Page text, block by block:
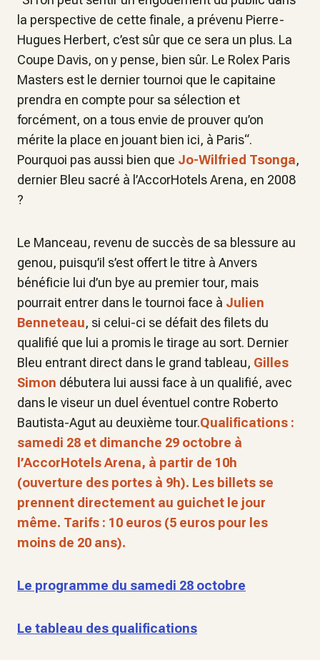
la perspective de cette finale, a prévenu Pierre-
Hugues Herbert, c’est sûr que ce sera un plus. La
Coupe Davis, on y pense, bien sûr. Le Rolex Paris
Masters est le dernier tournoi que le capitaine
prendra en compte pour sa sélection et
forcément, on a tous envie de prouver qu’on
mérite la place en jouant bien ici, à Paris“.
Pourquoi pas aussi bien que Jo-Wilfried Tsonga,
dernier Bleu sacré à l’AccorHotels Arena, en 2008
?
Le Manceau, revenu de succès de sa blessure au
genou, puisqu’il s’est offert le titre à Anvers
bénéficie lui d’un bye au premier tour, mais
pourrait entrer dans le tournoi face à Julien
Benneteau, si celui-ci se défait des filets du
qualifié que lui a promis le tirage au sort. Dernier
Bleu entrant direct dans le grand tableau, Gilles
Simon débutera lui aussi face à un qualifié, avec
dans le viseur un duel éventuel contre Roberto
Bautista-Agut au deuxième tour.Qualifications :
samedi 28 et dimanche 29 octobre à
l’AccorHotels Arena, à partir de 10h
(ouverture des portes à 9h). Les billets se
prennent directement au guichet le jour
même. Tarifs : 10 euros (5 euros pour les
moins de 20 ans).
Le programme du samedi 28 octobre
Le tableau des qualifications